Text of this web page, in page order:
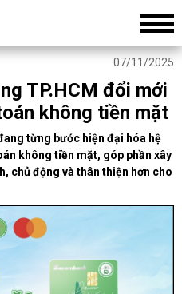
07/11/2025
TP.HCM đổi mới
không tiền mặt
từng bước hiện đại hóa hệ
không tiền mặt, góp phần xây
chủ động và thân thiện hơn cho